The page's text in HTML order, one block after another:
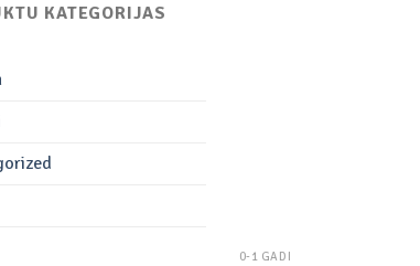
KATEGORIJAS
0-1 GADI